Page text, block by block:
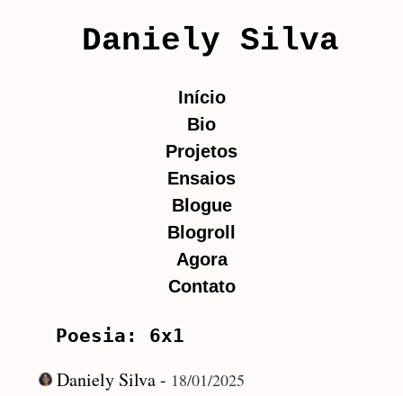
Daniely Silva
Início
Bio
Projetos
Ensaios
Blogue
Blogroll
Agora
Contato
Poesia: 6x1
Daniely Silva - 18/01/2025